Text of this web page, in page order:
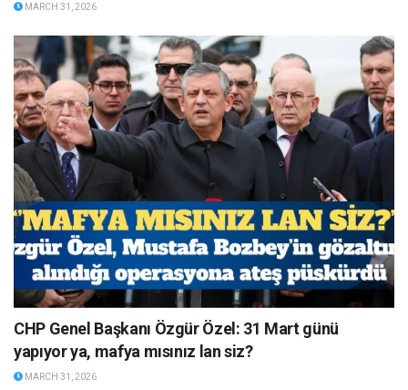
MARCH 31, 2026
CHP Genel Başkanı Özgür Özel: 31 Mart günü
yapıyor ya, mafya mısınız lan siz?
MARCH 31, 2026